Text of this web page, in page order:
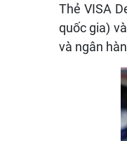
Thẻ VISA
quốc gia)
và ngân